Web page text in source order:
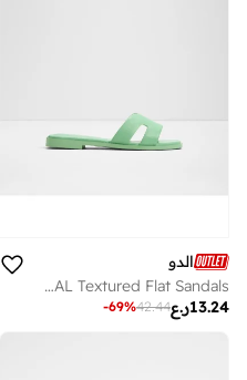
الدو
ITSANDAL Textured Flat Sandals
ر.ع13.24
42.44
-69%